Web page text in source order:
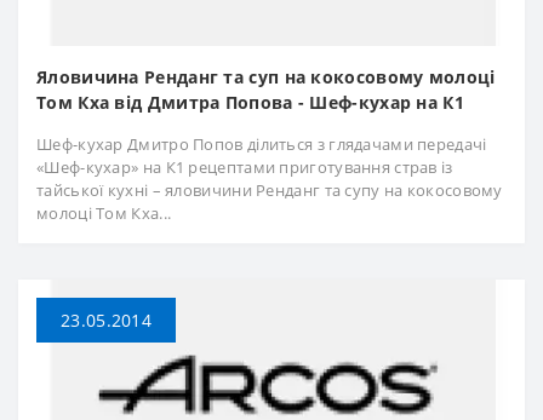
Яловичина Ренданг та суп на кокосовому молоці
Том Кха від Дмитра Попова - Шеф-кухар на К1
Шеф-кухар Дмитро Попов ділиться з глядачами передачі
«Шеф-кухар» на К1 рецептами приготування страв із
тайської кухні – яловичини Ренданг та супу на кокосовому
молоці Том Кха...
23.05.2014